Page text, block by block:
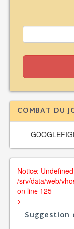
COMBAT DU
Notice:
/srv/data/web/
on line 125
>
Suggestion